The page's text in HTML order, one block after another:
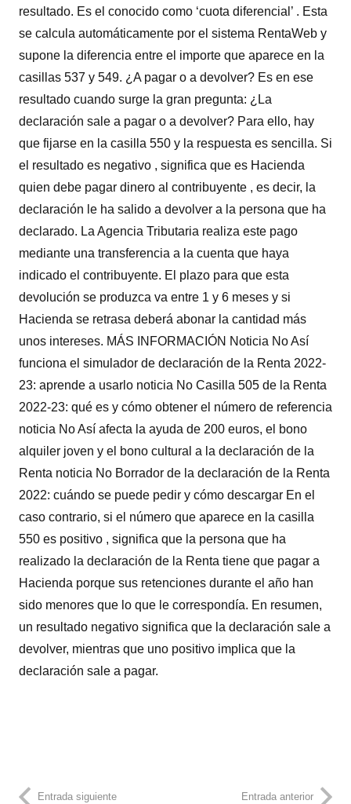
resultado. Es el conocido como ‘cuota diferencial’ . Esta
se calcula automáticamente por el sistema RentaWeb y
supone la diferencia entre el importe que aparece en la
casillas 537 y 549. ¿A pagar o a devolver? Es en ese
resultado cuando surge la gran pregunta: ¿La
declaración sale a pagar o a devolver? Para ello, hay
que fijarse en la casilla 550 y la respuesta es sencilla. Si
el resultado es negativo , significa que es Hacienda
quien debe pagar dinero al contribuyente , es decir, la
declaración le ha salido a devolver a la persona que ha
declarado. La Agencia Tributaria realiza este pago
mediante una transferencia a la cuenta que haya
indicado el contribuyente. El plazo para que esta
devolución se produzca va entre 1 y 6 meses y si
Hacienda se retrasa deberá abonar la cantidad más
unos intereses. MÁS INFORMACIÓN Noticia No Así
funciona el simulador de declaración de la Renta 2022-
23: aprende a usarlo noticia No Casilla 505 de la Renta
2022-23: qué es y cómo obtener el número de referencia
noticia No Así afecta la ayuda de 200 euros, el bono
alquiler joven y el bono cultural a la declaración de la
Renta noticia No Borrador de la declaración de la Renta
2022: cuándo se puede pedir y cómo descargar En el
caso contrario, si el número que aparece en la casilla
550 es positivo , significa que la persona que ha
realizado la declaración de la Renta tiene que pagar a
Hacienda porque sus retenciones durante el año han
sido menores que lo que le correspondía. En resumen,
un resultado negativo significa que la declaración sale a
devolver, mientras que uno positivo implica que la
declaración sale a pagar.
Entrada siguiente Entrada anterior